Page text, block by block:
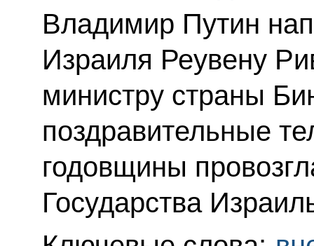
Владимир Путин
Израиля Реувену
министру страны
поздравительные
годовщины
Государства